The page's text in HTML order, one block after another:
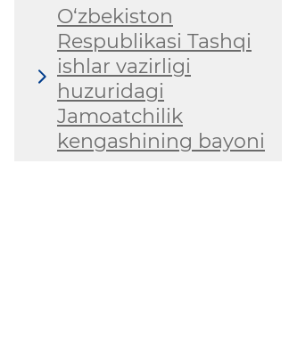
O‘zbekiston
Respublikasi Tashqi
ishlar vazirligi
huzuridagi
Jamoatchilik
kengashining bayoni